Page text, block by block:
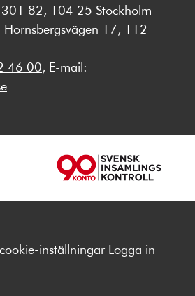
301 82, 104 25 Stockholm
Hornsbergsvägen 17, 112
46 00, E-mail:
inställningar Logga in